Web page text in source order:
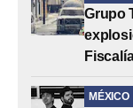
Grupo
MÉXICO